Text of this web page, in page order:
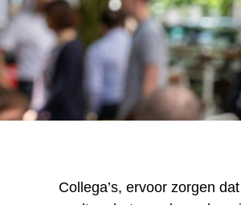
Collega’s, ervoor zorgen